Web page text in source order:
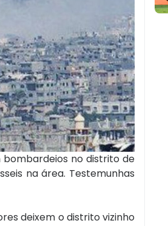
no distrito de
na área. Testemunhas
deixem o distrito vizinho